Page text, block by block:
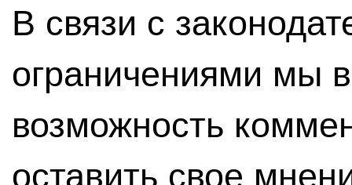
В связи с
ограничениями мы
возможность
оставить свое